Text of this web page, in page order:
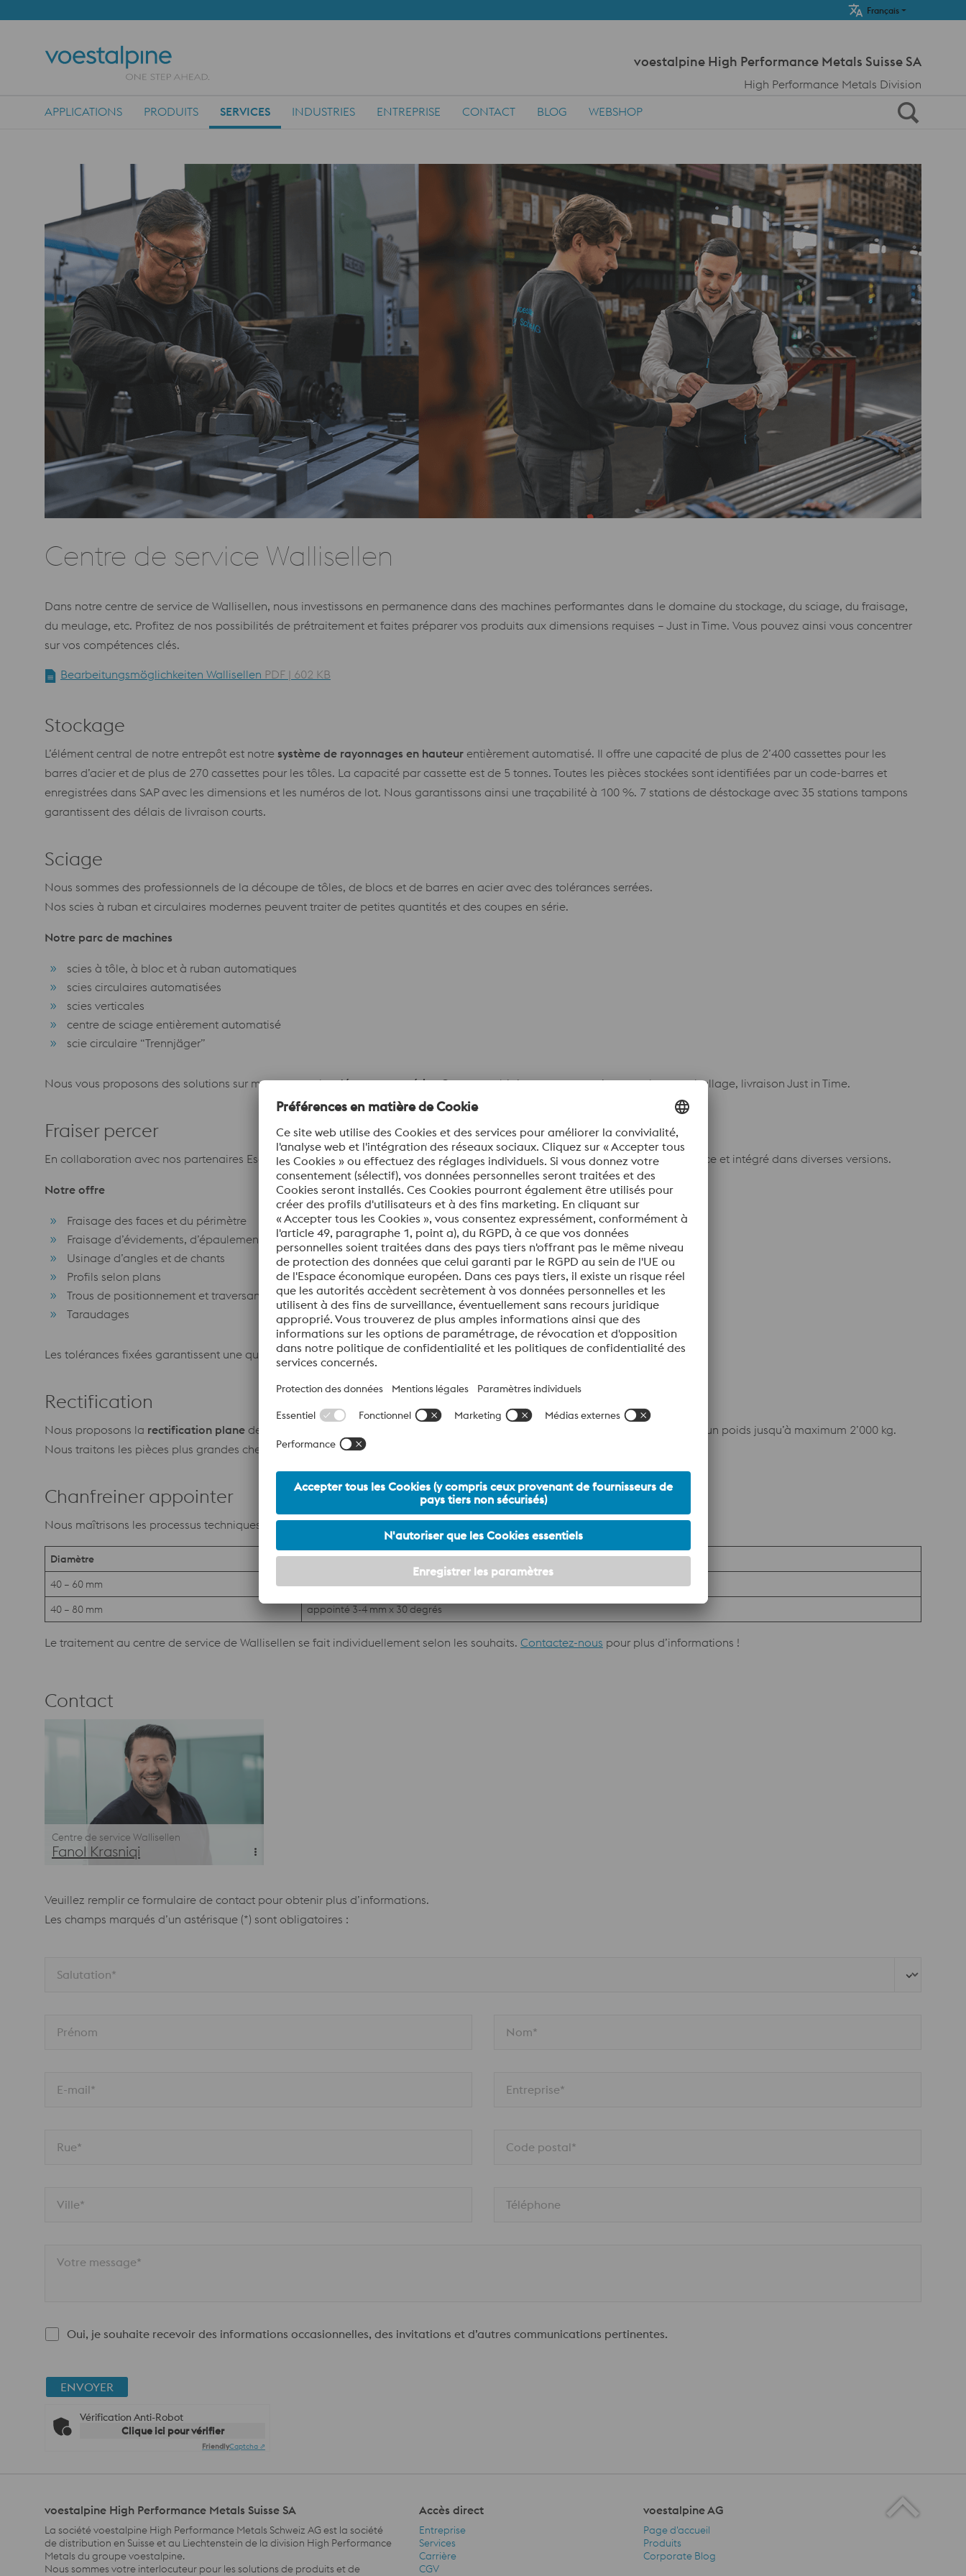
Français
voestalpine High Performance Metals Suisse SA
High Performance Metals Division
APPLICATIONS PRODUITS SERVICES INDUSTRIES ENTREPRISE CONTACT BLOG WEBSHOP
Centre de service Wallisellen
Dans notre centre de service de Wallisellen, nous investissons en permanence dans des machines performantes dans le domaine du stockage, du sciage, du fraisage,
du meulage, etc. Profitez de nos possibilités de prétraitement et faites préparer vos produits aux dimensions requises – Just in Time. Vous pouvez ainsi vous concentrer
sur vos compétences clés.
Bearbeitungsmöglichkeiten Wallisellen PDF | 602 KB
Stockage
L’élément central de notre entrepôt est notre système de rayonnages en hauteur entièrement automatisé. Il offre une capacité de plus de 2’400 cassettes pour les
barres d’acier et de plus de 270 cassettes pour les tôles. La capacité par cassette est de 5 tonnes. Toutes les pièces stockées sont identifiées par un code-barres et
enregistrées dans SAP avec les dimensions et les numéros de lot. Nous garantissons ainsi une traçabilité à 100 %. 7 stations de déstockage avec 35 stations tampons
garantissent des délais de livraison courts.
Sciage
Nous sommes des professionnels de la découpe de tôles, de blocs et de barres en acier avec des tolérances serrées.
Nos scies à ruban et circulaires modernes peuvent traiter de petites quantités et des coupes en série.
Notre parc de machines
scies à tôle, à bloc et à ruban automatiques
scies circulaires automatisées
scies verticales
centre de sciage entièrement automatisé
scie circulaire “Trennjäger”
Nous vous proposons des solutions sur mesure pour lesdécoupes en série: Coupes en biais, marquage, mise en palette, emballage, livraison Just in Time.
Fraiser percer
En collaboration avec nos partenaires Eschmann Stahl et Deville Rectification, nous proposons un traitement de 6 faces efficace et intégré dans diverses versions.
Notre offre
Fraisage des faces et du périmètre
Fraisage d’évidements, d’épaulements et de chanfreins
Usinage d’angles et de chants
Profils selon plans
Trous de positionnement et traversant
Taraudages
Les tolérances fixées garantissent une qualité élevée et le respect des délais de livraison.
Rectification
Nous proposons la rectification plane de plaques, de tôles, de petites pièces et de blocs jusqu’à 650 mm d’épaisseur et ayant un poids jusqu’à maximum 2’000 kg.
Nous traitons les pièces plus grandes chez nos partenaires Eschmann Stahl et Deville Rectification.
Chanfreiner appointer
Nous maîtrisons les processus techniques et les mettons en œuvre de manière optimale.
Diamètre
Exécution
40 – 60 mm
chanfreiné 1-2 mm x 45 degrés
40 – 80 mm
appointé 3-4 mm x 30 degrés
Le traitement au centre de service de Wallisellen se fait individuellement selon les souhaits. Contactez-nous pour plus d’informations !
Contact
Centre de service Wallisellen
Fanol Krasniqi
Veuillez remplir ce formulaire de contact pour obtenir plus d’informations.
Les champs marqués d’un astérisque (*) sont obligatoires :
Salutation*
Prénom Nom*
E-mail* Entreprise*
Rue* Code postal*
Ville* Téléphone
Votre message*
Oui, je souhaite recevoir des informations occasionnelles, des invitations et d’autres communications pertinentes.
ENVOYER
Vérification Anti-Robot
Clique ici pour vérifier
FriendlyCaptcha ⇗
voestalpine High Performance Metals Suisse SA
La société voestalpine High Performance Metals Schweiz AG est la société
de distribution en Suisse et au Liechtenstein de la division High Performance
Metals du groupe voestalpine.
Nous sommes votre interlocuteur pour les solutions de produits et de
Accès direct
Accès direct Navigation
Entreprise
Services
Carrière
CGV
voestalpine AG
voestalpine AG Navigation
Page d'accueil
Produits
Corporate Blog